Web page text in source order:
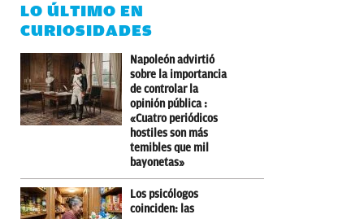
LO ÚLTIMO EN
CURIOSIDADES
Napoleón advirtió
sobre la importancia
de controlar la
opinión pública :
«Cuatro periódicos
hostiles son más
temibles que mil
bayonetas»
Los psicólogos
coinciden: las